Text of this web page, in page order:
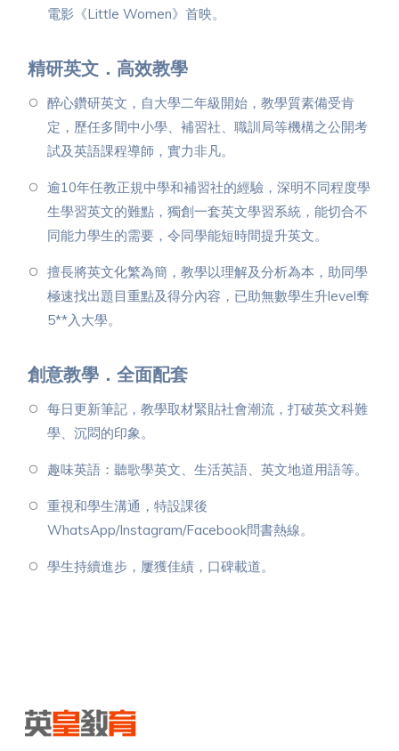
電影《Little Women》首映。
精研英文．高效教學
醉心鑽研英文，自大學二年級開始，教學質素備受肯
定，歷任多間中小學、補習社、職訓局等機構之公開考
試及英語課程導師，實力非凡。
逾10年任教正規中學和補習社的經驗，深明不同程度學
生學習英文的難點，獨創一套英文學習系統，能切合不
同能力學生的需要，令同學能短時間提升英文。
擅長將英文化繁為簡，教學以理解及分析為本，助同學
極速找出題目重點及得分內容，已助無數學生升level奪
5**入大學。
創意教學．全面配套
每日更新筆記，教學取材緊貼社會潮流，打破英文科難
學、沉悶的印象。
趣味英語：聽歌學英文、生活英語、英文地道用語等。
重視和學生溝通，特設課後
WhatsApp/Instagram/Facebook問書熱線。
學生持續進步，屢獲佳績，口碑載道。